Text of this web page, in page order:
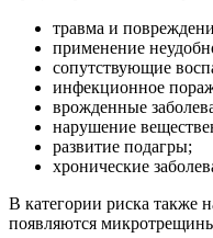
травма и
применение
сопутствующие
инфекционное
врожденные
нарушение
развитие подагры;
хронические
В категории риска также
появляются